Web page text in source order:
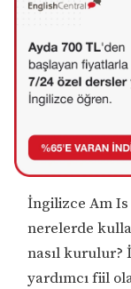
İngilizce Am
nerelerde
nasıl kurulur?
yardımcı fiil